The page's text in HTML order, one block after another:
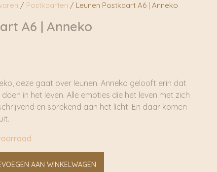
/ Postkaarten / Leunen Postkaart A6 | Anneko
A6 | Anneko
deze gaat over leunen. Anneko gelooft erin dat
in het leven. Alle emoties die het leven met zich
en sprekend aan het licht. En daar komen
AAN WINKELWAGEN